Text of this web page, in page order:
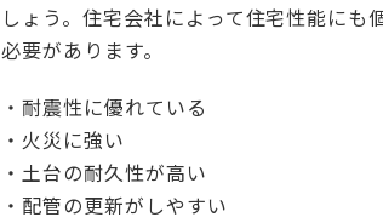
しょう。住宅会社によって住宅性能にも
必要があります。
・耐震性に優れている
・火災に強い
・土台の耐久性が高い
・配管の更新がしやすい